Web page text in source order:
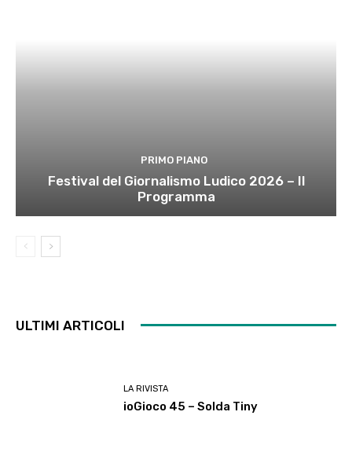
PRIMO PIANO
Festival del Giornalismo Ludico 2026 – Il
Programma
ULTIMI ARTICOLI
LA RIVISTA
ioGioco 45 – Solda Tiny